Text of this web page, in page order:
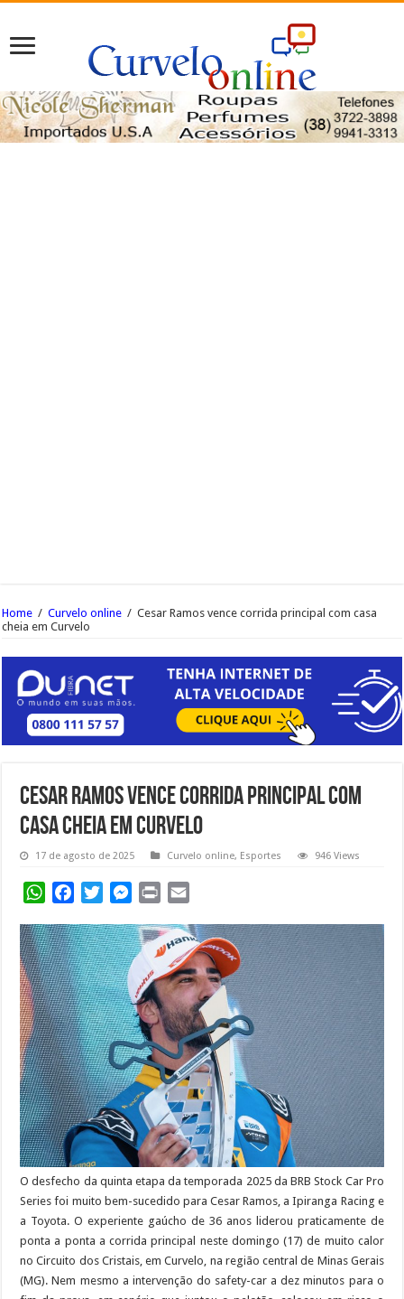
Home / Curvelo online / Cesar Ramos vence corrida principal com casa
cheia em Curvelo
Cesar Ramos vence corrida principal com
casa cheia em Curvelo
17 de agosto de 2025 Curvelo online, Esportes 946 Views
WhatsAppFacebookTwitterMessenger
Print
O desfecho da quinta etapa da temporada 2025 da BRB Stock Car Pro
Series foi muito bem-sucedido para Cesar Ramos, a Ipiranga Racing e
a Toyota. O experiente gaúcho de 36 anos liderou praticamente de
ponta a ponta a corrida principal neste domingo (17) de muito calor
no Circuito dos Cristais, em Curvelo, na região central de Minas Gerais
(MG). Nem mesmo a intervenção do safety-car a dez minutos para o